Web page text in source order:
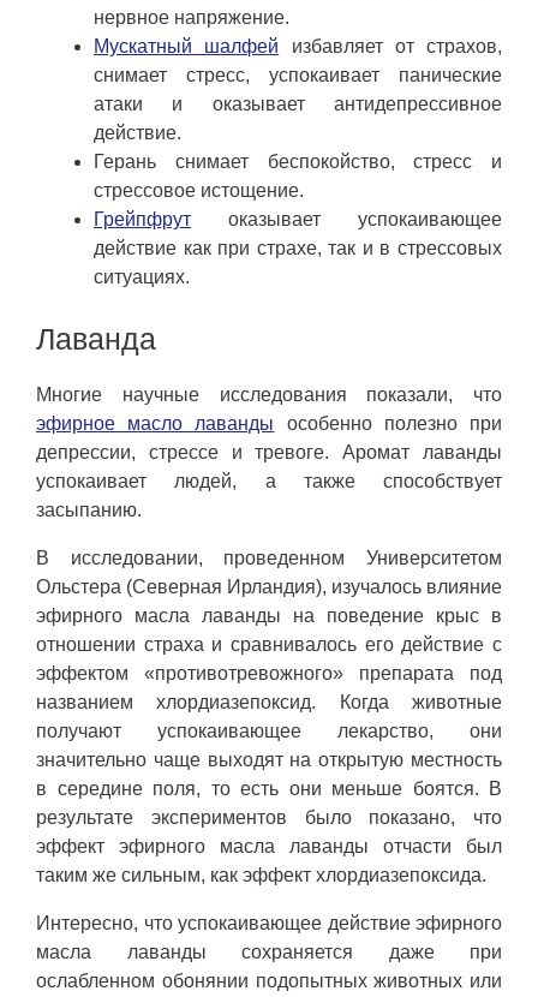
нервное напряжение.
Мускатный шалфей избавляет от страхов,
снимает стресс, успокаивает панические
атаки и оказывает антидепрессивное
действие.
Герань снимает беспокойство, стресс и
стрессовое истощение.
Грейпфрут оказывает успокаивающее
действие как при страхе, так и в стрессовых
ситуациях.
Лаванда
Многие научные исследования показали, что
эфирное масло лаванды особенно полезно при
депрессии, стрессе и тревоге. Аромат лаванды
успокаивает людей, а также способствует
засыпанию.
В исследовании, проведенном Университетом
Ольстера (Северная Ирландия), изучалось влияние
эфирного масла лаванды на поведение крыс в
отношении страха и сравнивалось его действие с
эффектом «противотревожного» препарата под
названием хлордиазепоксид. Когда животные
получают успокаивающее лекарство, они
значительно чаще выходят на открытую местность
в середине поля, то есть они меньше боятся. В
результате экспериментов было показано, что
эффект эфирного масла лаванды отчасти был
таким же сильным, как эффект хлордиазепоксида.
Интересно, что успокаивающее действие эфирного
масла лаванды сохраняется даже при
ослабленном обонянии подопытных животных или